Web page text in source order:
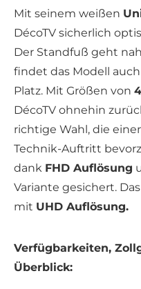
Mit seinem weißen
DécoTV sicherlich
Der Standfuß geht
findet das Modell
Platz. Mit Größen von
DécoTV ohnehin
richtige Wahl, die
Technik-Auftritt
dank FHD Auflösung
Variante gesichert.
mit UHD Auflösung.
Verfügbarkeiten,
Überblick: